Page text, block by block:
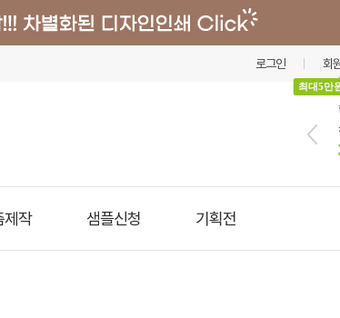
로그인 회
최대5만
제작 샘플신청 기획전